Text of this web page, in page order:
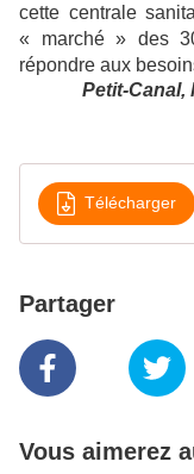
cette centrale
« marché » des
répondre aux
Petit-Canal, le
Télécharger
Partager
Vous aimerez